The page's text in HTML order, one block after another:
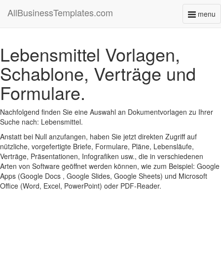
menu
AllBusinessTemplates.com
Lebensmittel Vorlagen,
Schablone, Verträge und
Formulare.
Nachfolgend finden Sie eine Auswahl an Dokumentvorlagen zu Ihrer
Suche nach: Lebensmittel.
Anstatt bei Null anzufangen, haben Sie jetzt direkten Zugriff auf
nützliche, vorgefertigte Briefe, Formulare, Pläne, Lebensläufe,
Verträge, Präsentationen, Infografiken usw., die in verschiedenen
Arten von Software geöffnet werden können, wie zum Beispiel: Google
Apps (Google Docs , Google Slides, Google Sheets) und Microsoft
Office (Word, Excel, PowerPoint) oder PDF-Reader.